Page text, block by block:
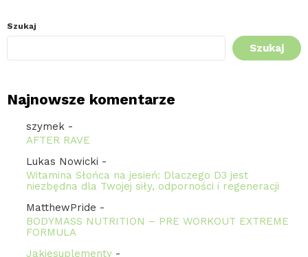
Szukaj
Szukaj
Najnowsze komentarze
szymek -
AFTER RAVE
Lukas Nowicki -
Witamina Słońca na jesień: Dlaczego D3 jest
niezbędna dla Twojej siły, odporności i regeneracji
MatthewPride -
BODYMASS NUTRITION – PRE WORKOUT EXTREME
FORMULA
Jakiesuplementy -